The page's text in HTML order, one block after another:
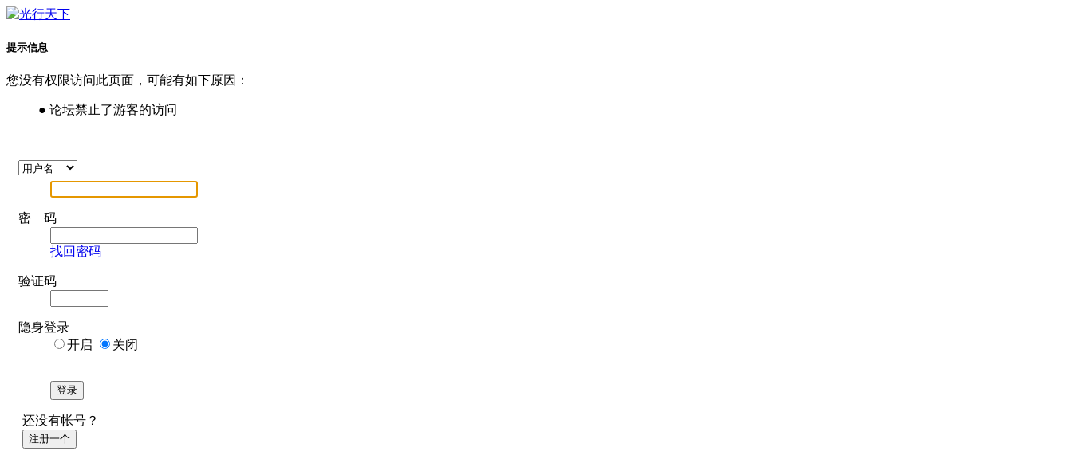
提示信息
您没有权限访问此页面，可能有如下原因：
● 论坛禁止了游客的访问
密 码
找回密码
验证码
隐身登录
开启
关闭
登录
还没有帐号？
注册一个